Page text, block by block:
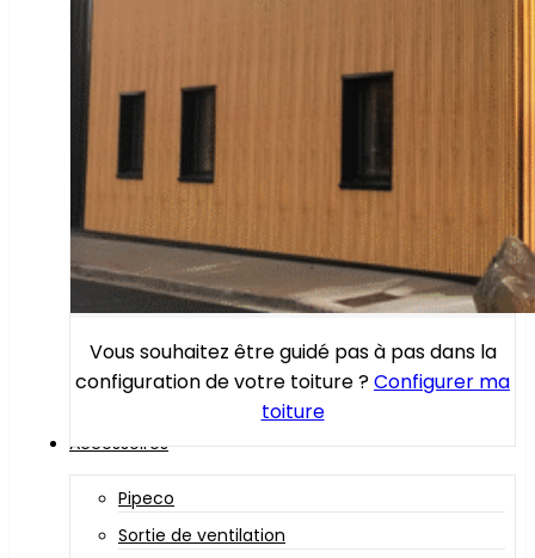
Vous souhaitez être guidé pas à pas dans la
configuration de votre toiture ?Configurer ma
toiture
Accessoires
Pipeco
Sortie de ventilation